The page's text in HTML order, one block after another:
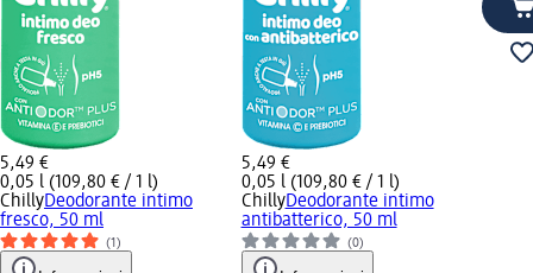
5,49 €
0,05 l (109,80 € / 1 l)
ChillyDeodorante intimo
fresco, 50 ml
(1)
5,49 €
0,05 l (109,80 € / 1 l)
ChillyDeodorante intimo
antibatterico, 50 ml
(0)